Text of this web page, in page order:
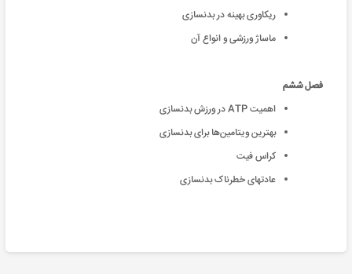
ریکاوری بهینه در بدنسازی
ماساژ ورزشی و انواع آن
فصل ششم
اهمیت ATP در ورزش بدنسازی
بهترین ویتامین‌ها برای بدنسازی
کراس فیت
عادتهای خطرناک بدنسازی